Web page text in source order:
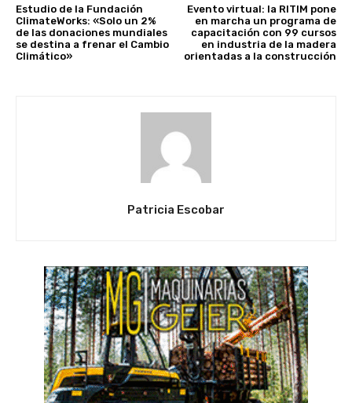
Estudio de la Fundación
ClimateWorks: «Solo un 2%
de las donaciones mundiales
se destina a frenar el Cambio
Climático»
Evento virtual: la RITIM pone
en marcha un programa de
capacitación con 99 cursos
en industria de la madera
orientadas a la construcción
Patricia Escobar